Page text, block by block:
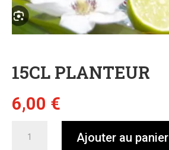
15CL PLANTEUR
6,00 €
Ajouter au panier